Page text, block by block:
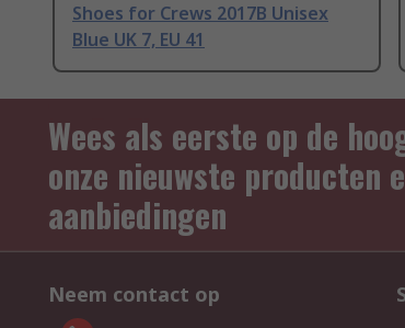
Shoes for Crews 2017B Unisex
Blue UK 7, EU 41
Wees als eerste op de
onze nieuwste producten
aanbiedingen
Neem contact op